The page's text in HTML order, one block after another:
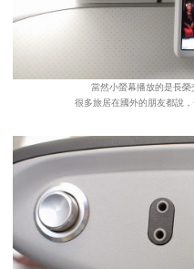
當然小螢幕播放的是長榮
很多旅居在國外的朋友都說